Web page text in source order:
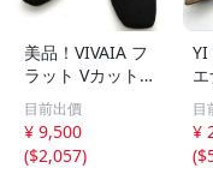
美品！VIVAIA フ
ラット Vカット
ニット 23.5 黒 パ
ンプス スクエア
目前出價
¥ 9,500
($2,057)
YI
ベ
テ
目
¥
(